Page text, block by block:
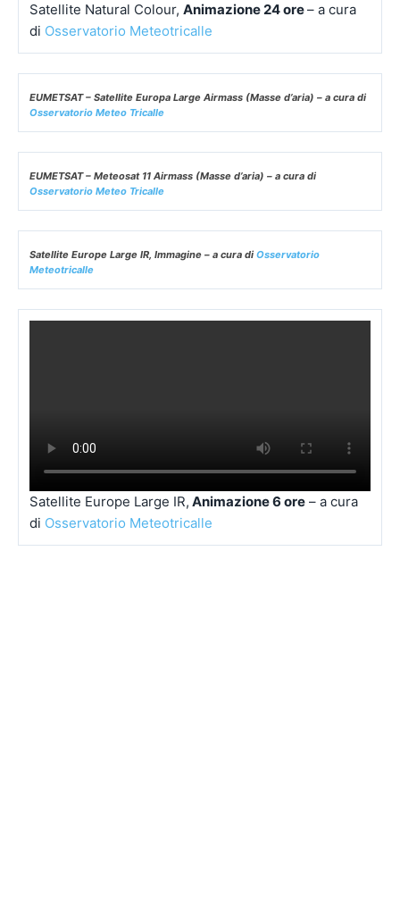
Satellite Natural Colour, Animazione 24 ore– a cura
di Osservatorio Meteotricalle
EUMETSAT – Satellite Europa Large Airmass (Masse d’aria) – a cura di
Osservatorio Meteo Tricalle
EUMETSAT – Meteosat 11 Airmass (Masse d’aria) – a cura di
Osservatorio Meteo Tricalle
Satellite Europe Large IR, Immagine – a cura di Osservatorio
Meteotricalle
Satellite Europe Large IR, Animazione 6 ore – a cura
di Osservatorio Meteotricalle